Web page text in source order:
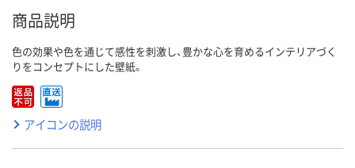
商品説明
色の効果や色を通じて感性を刺激し、豊かな心を育めるインテリアづく
りをコンセプトにした壁紙。
アイコンの説明